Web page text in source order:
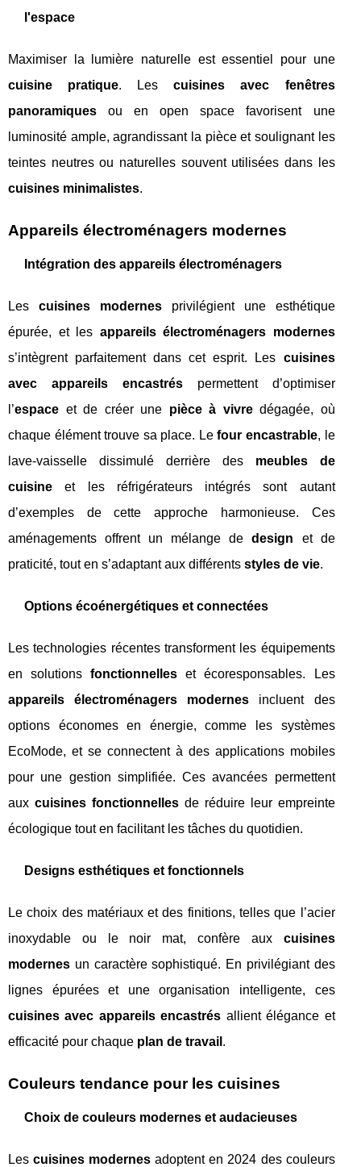
l'espace
Maximiser la lumière naturelle est essentiel pour une
cuisine pratique. Lescuisines avec fenêtres
panoramiques ou en open space favorisent une
luminosité ample, agrandissant la pièce et soulignant les
teintes neutres ou naturelles souvent utilisées dans les
cuisines minimalistes.
Appareils électroménagers modernes
Intégration des appareils électroménagers
Les cuisines modernesprivilégient une esthétique
épurée, et les appareils électroménagers modernes
s’intègrent parfaitement dans cet esprit. Les cuisines
avec appareils encastréspermettent d’optimiser
l’espace et de créer une pièce à vivredégagée, où
chaque élément trouve sa place. Lefour encastrable, le
lave-vaisselle dissimulé derrière des meubles de
cuisine et les réfrigérateurs intégrés sont autant
d’exemples de cette approche harmonieuse. Ces
aménagements offrent un mélange dedesign et de
praticité, tout en s’adaptant aux différents styles de vie.
Options écoénergétiques et connectées
Les technologies récentes transforment les équipements
en solutionsfonctionnelles et écoresponsables. Les
appareils électroménagers modernes incluent des
options économes en énergie, comme les systèmes
EcoMode, et se connectent à des applications mobiles
pour une gestion simplifiée. Ces avancées permettent
aux cuisines fonctionnellesde réduire leur empreinte
écologique tout en facilitant les tâches du quotidien.
Designs esthétiques et fonctionnels
Le choix des matériaux et des finitions, telles que l’acier
inoxydable ou le noir mat, confère aux cuisines
modernes un caractère sophistiqué. En privilégiant des
lignes épurées et une organisation intelligente, ces
cuisines avec appareils encastrés allient élégance et
efficacité pour chaque plan de travail .
Couleurs tendance pour les cuisines
Choix de couleurs modernes et audacieuses
Lescuisines modernes adoptent en 2024 des couleurs